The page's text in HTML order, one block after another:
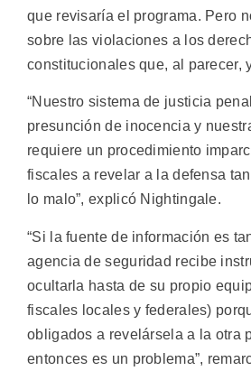
que revisaría el programa. Pero
sobre las violaciones a los
constitucionales que, al parecer,
“Nuestro sistema de justicia
presunción de inocencia y
requiere un procedimiento
fiscales a revelar a la defensa
lo malo”, explicó Nightingale.
“Si la fuente de información es
agencia de seguridad recibe
ocultarla hasta de su propio
fiscales locales y federales)
obligados a revelársela a la otra
entonces es un problema”,